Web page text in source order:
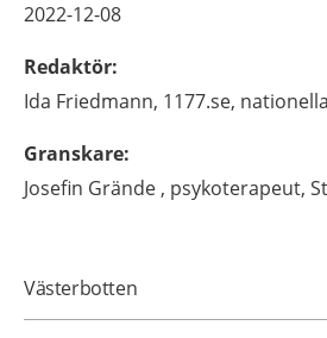
2022-12-08
Redaktör:
Ida Friedmann, 1177.se,
Granskare:
Josefin Grände , psykoterapeut,
Västerbotten